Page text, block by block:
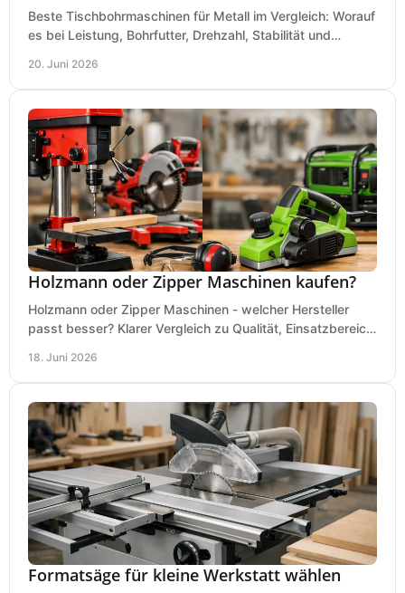
Beste Tischbohrmaschinen für Metall im Vergleich: Worauf
es bei Leistung, Bohrfutter, Drehzahl, Stabilität und
20. Juni 2026
Holzmann oder Zipper Maschinen kaufen?
Holzmann oder Zipper Maschinen - welcher Hersteller
passt besser? Klarer Vergleich zu Qualität, Einsatzbereich,
18. Juni 2026
Formatsäge für kleine Werkstatt wählen